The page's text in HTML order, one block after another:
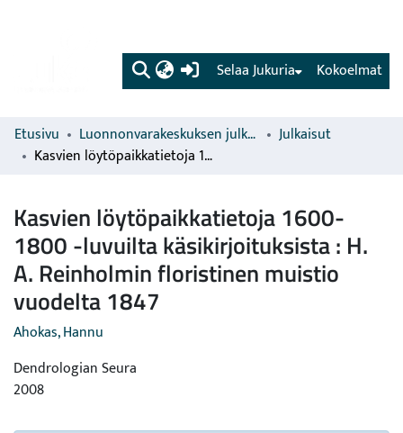
(current) Kokoelmat
Selaa Jukuria
Etusivu Luonnonvarakeskuksen julkaisut
Julkaisut
Kasvien löytöpaikkatietoja 1600-1800 -luvuilta käsikirjoituksista : H. A. Reinholmin floristinen muistio vuodelta 1847
Kasvien löytöpaikkatietoja 1600-
1800 -luvuilta käsikirjoituksista : H.
A. Reinholmin floristinen muistio
vuodelta 1847
Ahokas, Hannu
Dendrologian Seura
2008